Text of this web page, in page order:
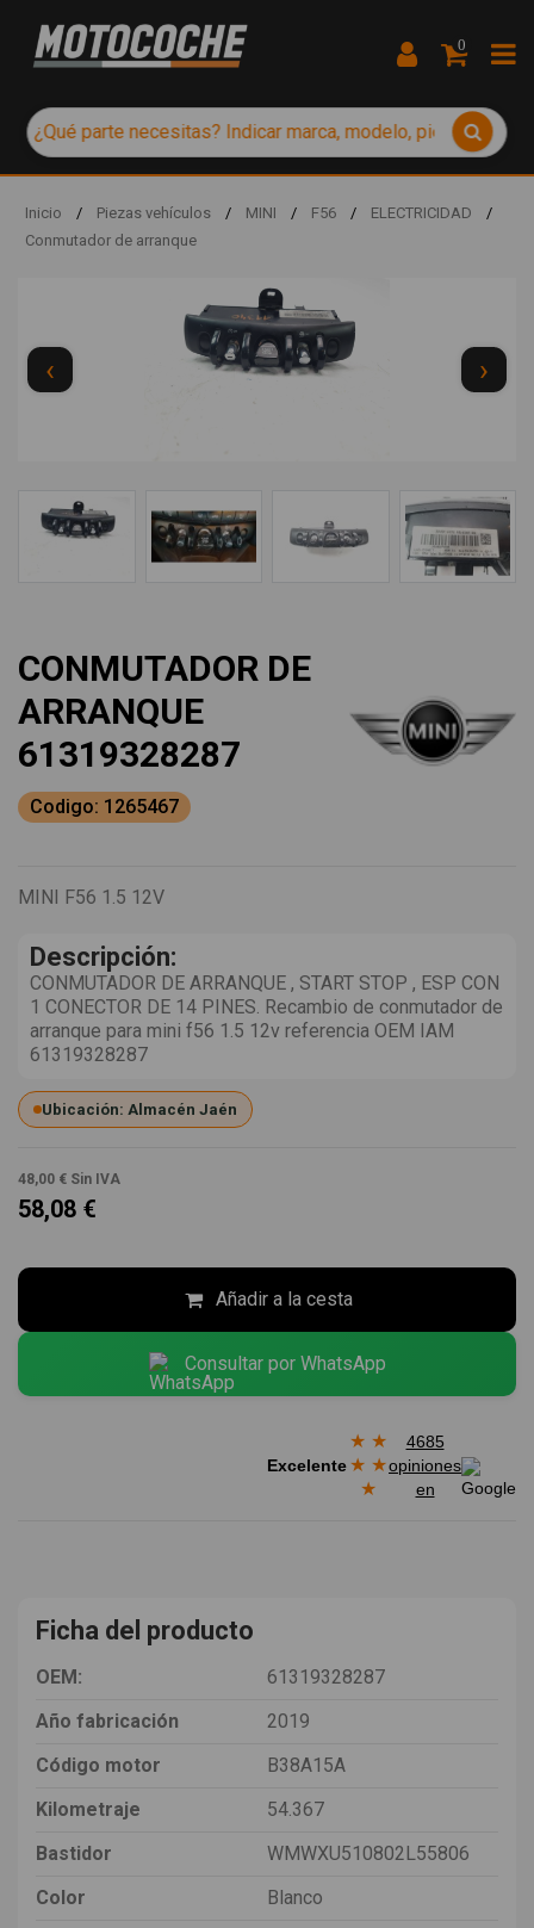
0
Inicio / Piezas vehículos / MINI / F56 / ELECTRICIDAD
/
Conmutador de arranque
‹ ›
CONMUTADOR DE
ARRANQUE
61319328287
Codigo: 1265467
MINI F56 1.5 12V
Descripción:
CONMUTADOR DE ARRANQUE , START STOP , ESP CON
1 CONECTOR DE 14 PINES. Recambio de conmutador de
arranque para mini f56 1.5 12v referencia OEM IAM
61319328287
Ubicación: Almacén Jaén
48,00 € Sin IVA
58,08 €
Añadir a la cesta
Consultar por WhatsApp
Excelente
★ ★
★ ★
★
4685
opiniones
en
Ficha del producto
OEM:
61319328287
Año fabricación
2019
Código motor
B38A15A
Kilometraje
54.367
Bastidor
WMWXU510802L55806
Color
Blanco